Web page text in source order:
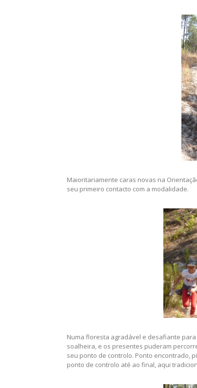
Maioritariamente caras novas na
seu primeiro contacto com a modalidade.
Numa floresta agradável e desafiante
soalheira, e os presentes puderam
seu ponto de controlo. Ponto encontrado,
ponto de controlo até ao final, aqui